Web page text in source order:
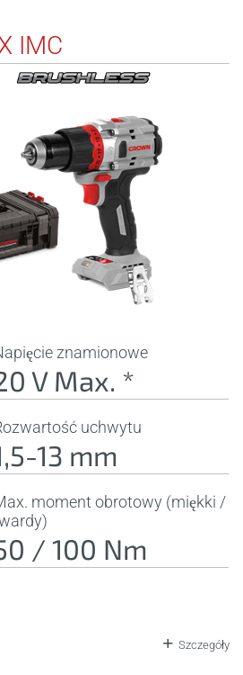
IMC
znamionowe
V Max. *
uchwytu
13 mm
moment obrotowy (miękki /
/ 100 Nm
Szczegóły